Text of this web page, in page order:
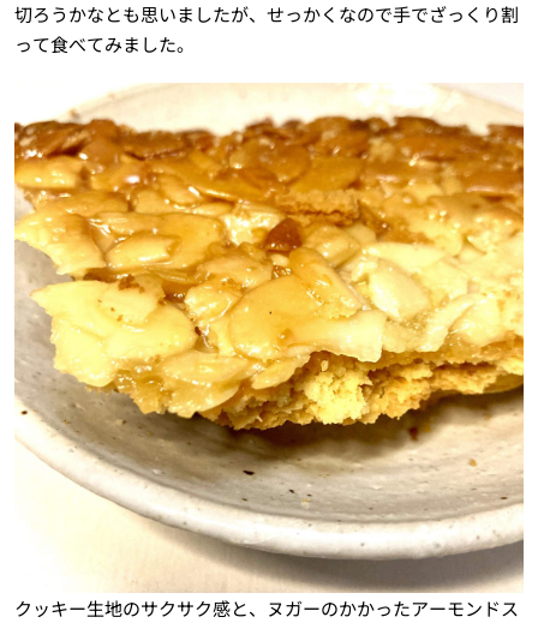
切ろうかなとも思いましたが、せっかくなので手でざっくり割
って食べてみました。
クッキー生地のサクサク感と、ヌガーのかかったアーモンドス